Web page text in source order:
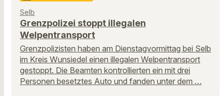
Selb
Grenzpolizei stoppt illegalen
Welpentransport
Grenzpolizisten haben am Dienstagvormittag bei Selb
im Kreis Wunsiedel einen illegalen Welpentransport
gestoppt. Die Beamten kontrollierten ein mit drei
Personen besetztes Auto und fanden unter dem …